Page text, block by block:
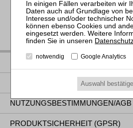
IMPRESSUM
NUTZUNGSBESTIMMUNGEN/AGB
PRODUKTSICHERHEIT (GPSR)
notwendig Google Analytics
Auswahl